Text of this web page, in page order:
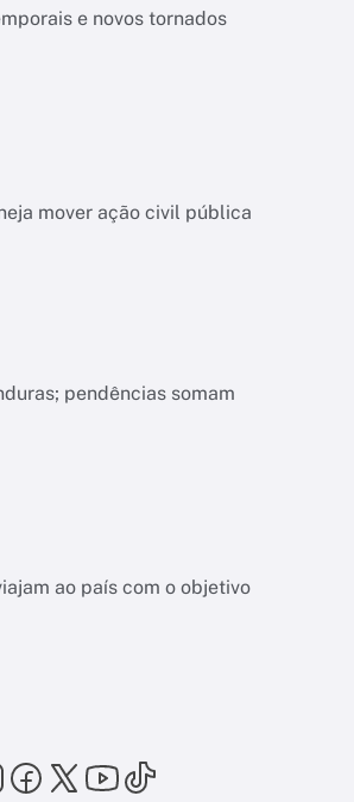
e novos tornados
mover ação civil pública
pendências somam
ao país com o objetivo